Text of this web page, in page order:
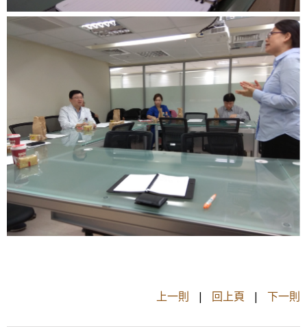
上一則 | 回上頁 | 下一則